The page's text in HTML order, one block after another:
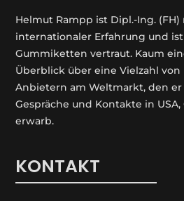
Helmut Rampp ist Dipl.-Ing.
internationaler Erfahrung und
Gummiketten vertraut. Kaum
Überblick über eine Vielzahl
Anbietern am Weltmarkt, den
Gespräche und Kontakte in
erwarb.
KONTAKT